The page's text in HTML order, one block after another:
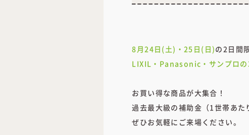
8月24日(土)・25日(日)の2日間
LIXIL・Panasonic・サンプロの
お買い得な商品が大集合！
過去最大級の補助金（1世帯あた
ぜひお気軽にご来場ください。